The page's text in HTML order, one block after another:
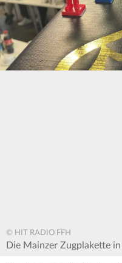
© HIT RADIO FFH
Die Mainzer Zugplakette